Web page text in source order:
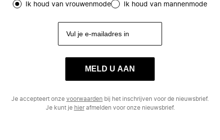
Ik houd van vrouwenmode Ik houd van mannenmode
MELD U AAN
Je accepteert onze voorwaarden bij het inschrijven voor de nieuwsbrief.
Je kunt je hierafmelden voor onze nieuwsbrief.